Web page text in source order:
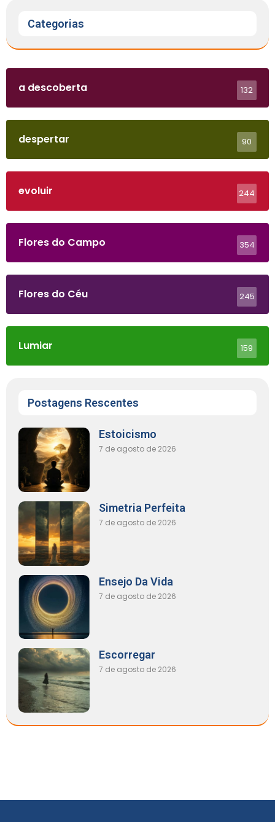
Categorias
a descoberta 132
despertar 90
evoluir 244
Flores do Campo 354
Flores do Céu 245
Lumiar 159
Postagens Rescentes
Estoicismo
7 de agosto de 2026
Simetria Perfeita
7 de agosto de 2026
Ensejo Da Vida
7 de agosto de 2026
Escorregar
7 de agosto de 2026